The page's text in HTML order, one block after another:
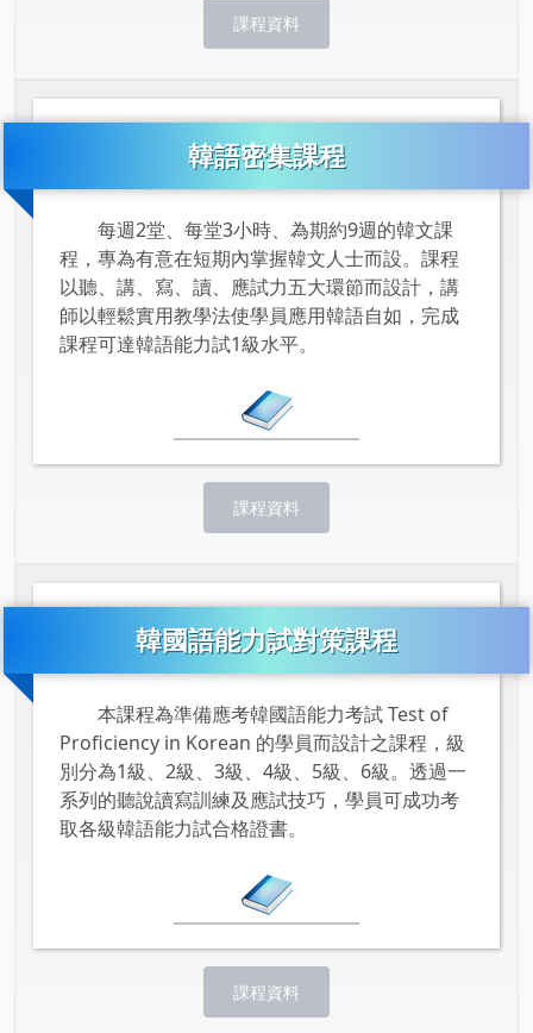
課程資料
韓語密集課程
每週2堂、每堂3小時、為期約9週的韓文課
程，專為有意在短期內掌握韓文人士而設。課程
以聽、講、寫、讀、應試力五大環節而設計，講
師以輕鬆實用教學法使學員應用韓語自如，完成
課程可達韓語能力試1級水平。
課程資料
韓國語能力試對策課程
本課程為準備應考韓國語能力考試 Test of
Proficiency in Korean 的學員而設計之課程，級
別分為1級、2級、3級、4級、5級、6級。透過一
系列的聽說讀寫訓練及應試技巧，學員可成功考
取各級韓語能力試合格證書。
課程資料